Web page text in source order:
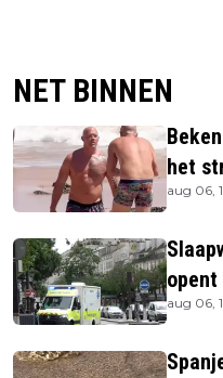
NET BINNEN
het
aug 06,
aug 06,